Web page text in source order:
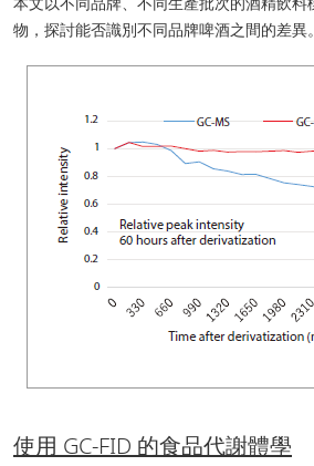
物，探討能否識別不同品牌啤酒之間的差異。
使用 GC-FID 的食品代謝體學